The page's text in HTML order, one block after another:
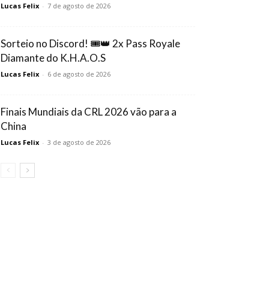
Lucas Felix - 7 de agosto de 2026
Sorteio no Discord! 🎟️👑 2x Pass Royale
Diamante do K.H.A.O.S
Lucas Felix - 6 de agosto de 2026
Finais Mundiais da CRL 2026 vão para a
China
Lucas Felix - 3 de agosto de 2026